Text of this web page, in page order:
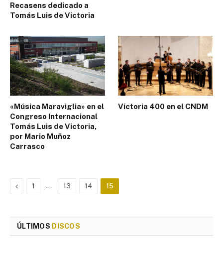
Recasens dedicado a
Tomás Luis de Victoria
«Música Maraviglia» en el
Congreso Internacional
Tomás Luis de Victoria,
por Mario Muñoz
Carrasco
Victoria 400 en el CNDM
Previous
1 … 13 14 15
ÚLTIMOS DISCOS